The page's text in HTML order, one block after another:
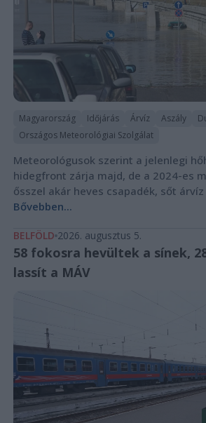
Magyarország Időjárás Árvíz Aszály
Országos Meteorológiai Szolgálat
Meteorológusok szerint a jelenlegi
hidegfront zárja majd, de a 2024-es
ősszel akár heves csapadék, sőt
Bővebben...
BELFÖLD 2026. augusztus 5.
58 fokosra hevültek a sínek,
lassít a MÁV